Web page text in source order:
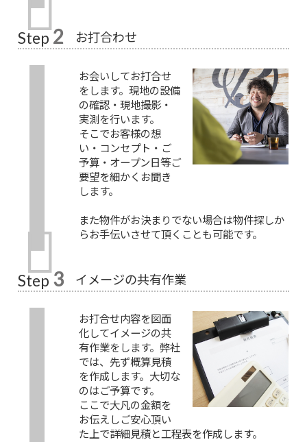
Step 2 お打合わせ
お会いしてお打合せ
をします。現地の設備
の確認・現地撮影・
実測を行います。
そこでお客様の想
い・コンセプト・ご
予算・オープン日等ご
要望を細かくお聞き
します。
また物件がお決まりでない場合は物件探しか
らお手伝いさせて頂くことも可能です。
Step 3 イメージの共有作業
お打合せ内容を図面
化してイメージの共
有作業をします。弊社
では、先ず概算見積
を作成します。大切な
のはご予算です。
ここで大凡の金額を
お伝えしご安心頂い
た上で詳細見積と工程表を作成します。